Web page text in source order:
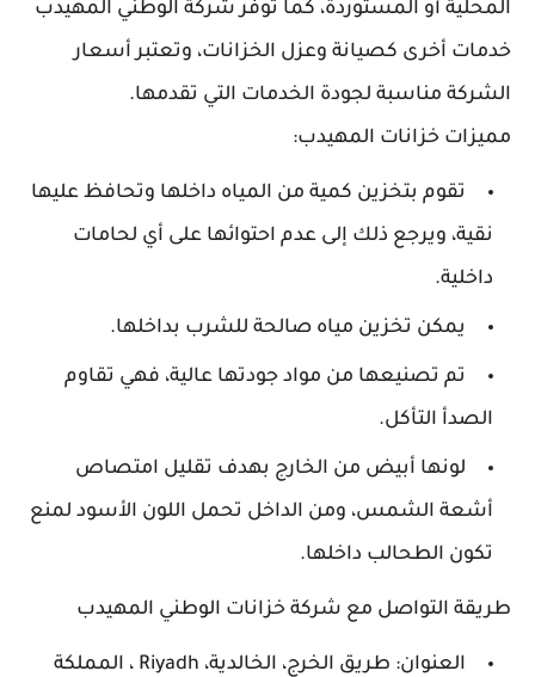
المحلية أو المستوردة، كما توفر شركة الوطني المهيدب
خدمات أخرى كصيانة وعزل الخزانات، وتعتبر أسعار
الشركة مناسبة لجودة الخدمات التي تقدمها.
مميزات خزانات المهيدب:
تقوم بتخزين كمية من المياه داخلها وتحافظ عليها
نقية، ويرجع ذلك إلى عدم احتوائها على أي لحامات
داخلية.
يمكن تخزين مياه صالحة للشرب بداخلها.
تم تصنيعها من مواد جودتها عالية، فهي تقاوم
الصدأ التأكل.
لونها أبيض من الخارج بهدف تقليل امتصاص
أشعة الشمس، ومن الداخل تحمل اللون الأسود لمنع
تكون الطحالب داخلها.
طريقة التواصل مع شركة خزانات الوطني المهيدب
العنوان: طريق الخرج، الخالدية، Riyadh ، المملكة